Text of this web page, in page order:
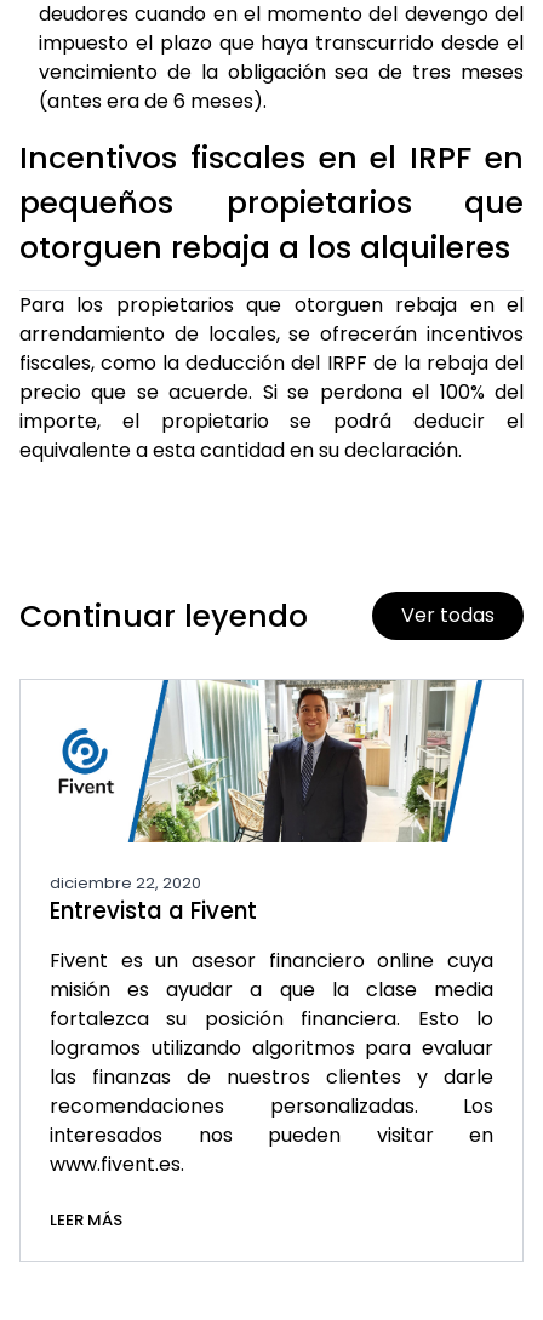
deudores cuando en el momento del devengo del
impuesto el plazo que haya transcurrido desde el
vencimiento de la obligación sea de tres meses
(antes era de 6 meses).
Incentivos fiscales en el IRPF en
pequeños propietarios que
otorguen rebaja a los alquileres
Para los propietarios que otorguen rebaja en el
arrendamiento de locales, se ofrecerán incentivos
fiscales, como la deducción del IRPF de la rebaja del
precio que se acuerde. Si se perdona el 100% del
importe, el propietario se podrá deducir el
equivalente a esta cantidad en su declaración.
Continuar leyendo Ver todas
diciembre 22, 2020
Entrevista a Fivent
Fivent es un asesor financiero online cuya
misión es ayudar a que la clase media
fortalezca su posición financiera. Esto lo
logramos utilizando algoritmos para evaluar
las finanzas de nuestros clientes y darle
recomendaciones personalizadas. Los
interesados nos pueden visitar en
www.fivent.es.
LEER MÁS